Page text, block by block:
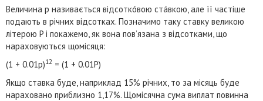
Величина p називається відсотко́вою ста́вкою, але її частіше
подають в річних відсотках. Позначимо таку ставку великою
літерою P і покажемо, як вона пов’язана з відсотками, що
нараховуються щомісяця:
(1 + 0.01p)12 = (1 + 0.01P)
Якщо ставка буде, наприклад 15% річних, то за місяць буде
нараховано приблизно 1,17%. Щомісячна сума виплат повинна